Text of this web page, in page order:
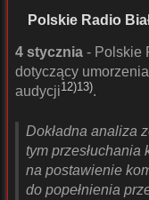
Polskie Radio
4 stycznia - Polskie
dotyczący
audycji12)13).
Dokładna analiza
tym przesłuchania
na postawienie
do popełnienia